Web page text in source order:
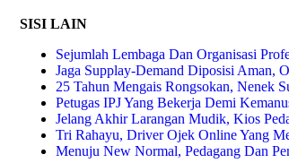
SISI LAIN
Sejumlah Lembaga Dan Organisasi
Jaga Supplay-Demand Diposisi Aman,
25 Tahun Mengais Rongsokan, Nenek
Petugas IPJ Yang Bekerja Demi
Jelang Akhir Larangan Mudik, Kios
Tri Rahayu, Driver Ojek Online Yang
Menuju New Normal, Pedagang Dan